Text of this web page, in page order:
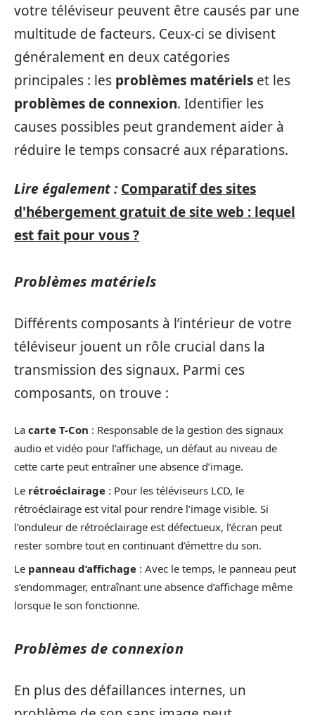
votre téléviseur peuvent être causés par une
multitude de facteurs. Ceux-ci se divisent
généralement en deux catégories
principales : les problèmes matériels et les
problèmes de connexion. Identifier les
causes possibles peut grandement aider à
réduire le temps consacré aux réparations.
Lire également : Comparatif des sites
d'hébergement gratuit de site web : lequel
est fait pour vous ?
Problèmes matériels
Différents composants à l’intérieur de votre
téléviseur jouent un rôle crucial dans la
transmission des signaux. Parmi ces
composants, on trouve :
La carte T-Con : Responsable de la gestion des signaux
audio et vidéo pour l’affichage, un défaut au niveau de
cette carte peut entraîner une absence d’image.
Le rétroéclairage : Pour les téléviseurs LCD, le
rétroéclairage est vital pour rendre l’image visible. Si
l’onduleur de rétroéclairage est défectueux, l’écran peut
rester sombre tout en continuant d’émettre du son.
Le panneau d’affichage : Avec le temps, le panneau peut
s’endommager, entraînant une absence d’affichage même
lorsque le son fonctionne.
Problèmes de connexion
En plus des défaillances internes, un